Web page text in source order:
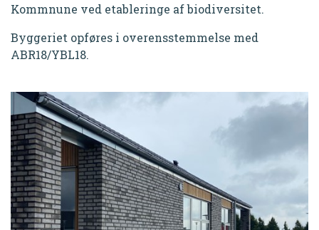
Kommnune ved etableringe af biodiversitet.
Byggeriet opføres i overensstemmelse med
ABR18/YBL18.